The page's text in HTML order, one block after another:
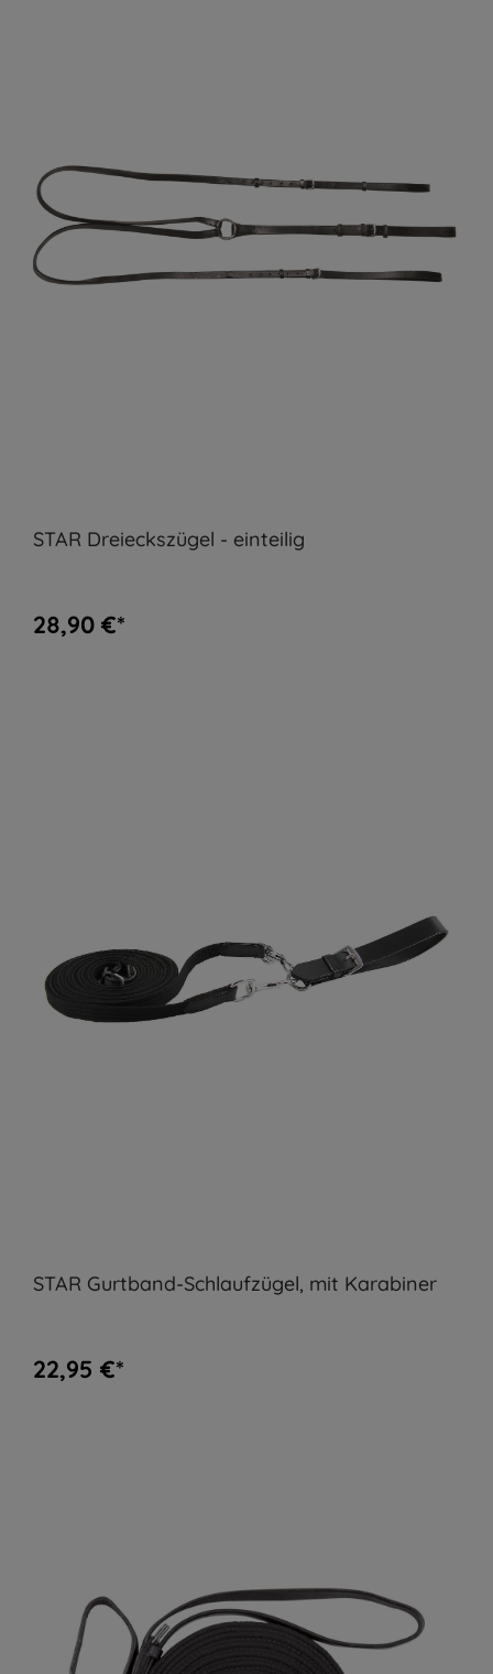
STAR Dreieckszügel - einteilig
28,90 €*
STAR Gurtband-Schlaufzügel, mit Karabiner
22,95 €*